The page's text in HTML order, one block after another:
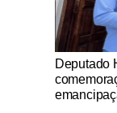
Notícias
Deputado